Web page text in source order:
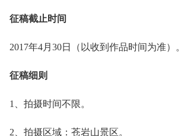
征稿截止时间
2017年4月30日（以收到作品时间为准）。
征稿细则
1、拍摄时间不限。
2、拍摄区域：苍岩山景区。